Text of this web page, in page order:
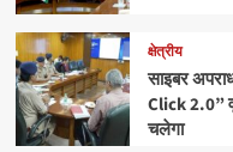
क्षेत्रीय
साइबर
Click 2.0”
चलेगा